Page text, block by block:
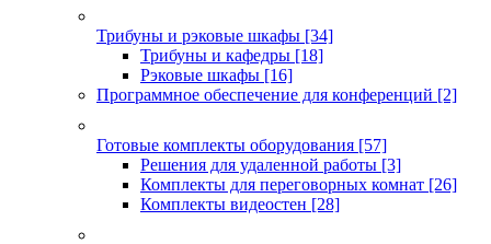
Трибуны и рэковые шкафы [34]
Трибуны и кафедры [18]
Рэковые шкафы [16]
Программное обеспечение для конференций [2]
Готовые комплекты оборудования [57]
Решения для удаленной работы [3]
Комплекты для переговорных комнат [26]
Комплекты видеостен [28]